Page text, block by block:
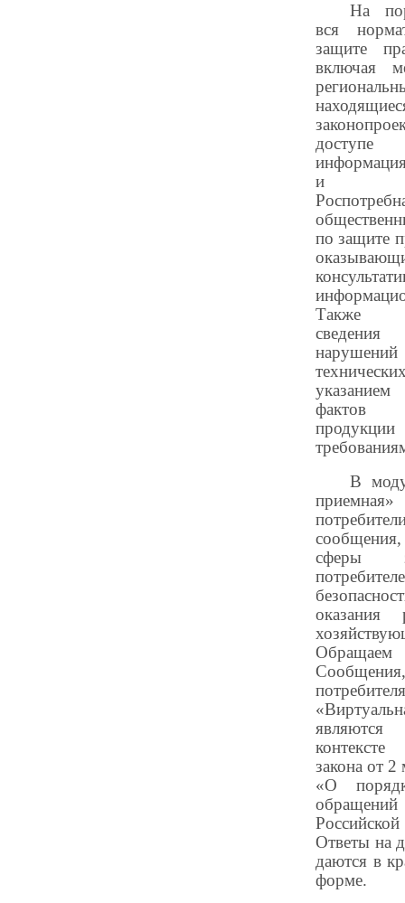
На
вся
защите
включая
доступе
и
по защите
Также
фактов
В
сферы
закона от
«О
Ответы на
даются в
форме.